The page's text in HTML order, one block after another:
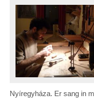
Nyíregyháza. Er sang in